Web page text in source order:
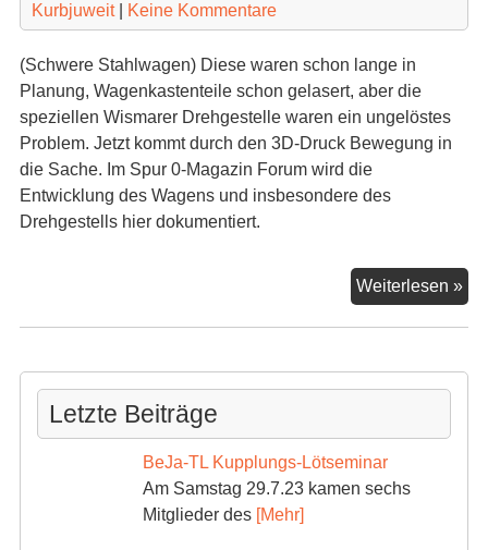
Kurbjuweit| Keine Kommentare
(Schwere Stahlwagen) Diese waren schon lange in
Planung, Wagenkastenteile schon gelasert, aber die
speziellen Wismarer Drehgestelle waren ein ungelöstes
Problem. Jetzt kommt durch den 3D-Druck Bewegung in
die Sache. Im Spur 0-Magazin Forum wird die
Entwicklung des Wagens und insbesondere des
Drehgestells hier dokumentiert.
Weiterlesen »
der
Letzte Beiträge
BeJa-TL Kupplungs-Lötseminar
Am Samstag 29.7.23 kamen sechs
Mitglieder des [Mehr]